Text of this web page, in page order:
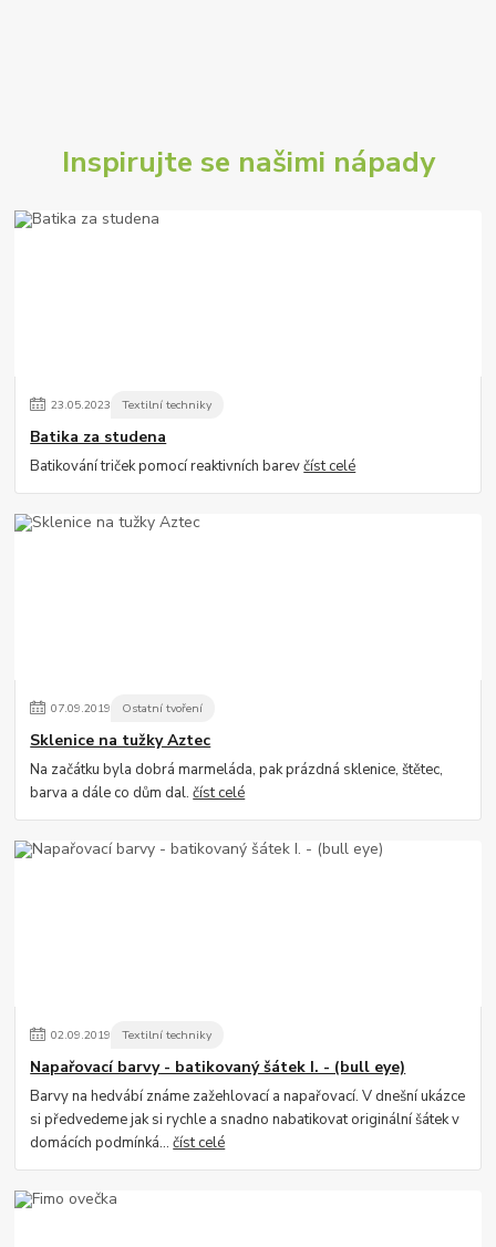
Inspirujte se našimi nápady
23.05.2023 Textilní techniky
Batika za studena
Batikování triček pomocí reaktivních barevčíst celé
07.09.2019 Ostatní tvoření
Sklenice na tužky Aztec
Na začátku byla dobrá marmeláda, pak prázdná sklenice, štětec,
barva a dále co dům dal.číst celé
02.09.2019 Textilní techniky
Napařovací barvy - batikovaný šátek I. - (bull eye)
Barvy na hedvábí známe zažehlovací a napařovací. V dnešní ukázce
si předvedeme jak si rychle a snadno nabatikovat originální šátek v
domácích podmínká...číst celé